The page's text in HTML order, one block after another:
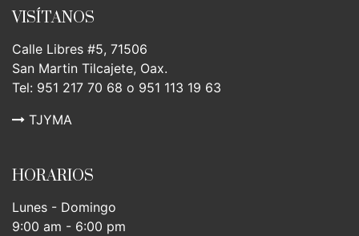
VISÍTANOS
Calle Libres #5, 71506
San Martin Tilcajete, Oax.
Tel: 951 217 70 68 o 951 113 19 63
TJYMA
HORARIOS
Lunes - Domingo
9:00 am - 6:00 pm